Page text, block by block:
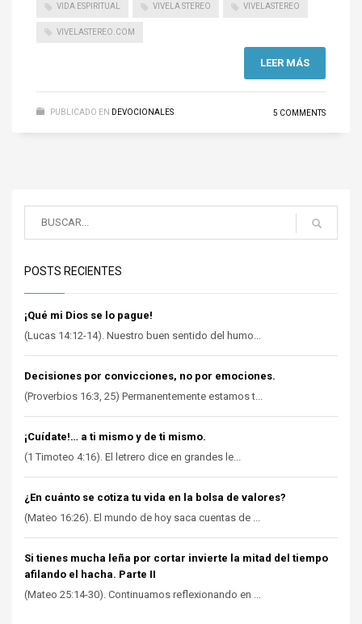
VIDA ESPIRITUAL VIVELA STEREO VIVELASTEREO
VIVELASTEREO.COM
LEER MÁS
PUBLICADO EN DEVOCIONALES 5 COMMENTS
POSTS RECIENTES
¡Qué mi Dios se lo pague!
(Lucas 14:12-14). Nuestro buen sentido del humo...
Decisiones por convicciones, no por emociones.
(Proverbios 16:3, 25) Permanentemente estamos t...
¡Cuídate!… a ti mismo y de ti mismo.
(1 Timoteo 4:16). El letrero dice en grandes le...
¿En cuánto se cotiza tu vida en la bolsa de valores?
(Mateo 16:26). El mundo de hoy saca cuentas de ...
Si tienes mucha leña por cortar invierte la mitad del tiempo
afilando el hacha. Parte II
(Mateo 25:14-30). Continuamos reflexionando en ...